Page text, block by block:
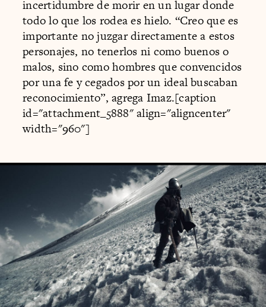
incertidumbre de morir en un lugar donde
todo lo que los rodea es hielo. “Creo que es
importante no juzgar directamente a estos
personajes, no tenerlos ni como buenos o
malos, sino como hombres que convencidos
por una fe y cegados por un ideal buscaban
reconocimiento”, agrega Imaz.[caption
id="attachment_5888" align="aligncenter"
width="960"]